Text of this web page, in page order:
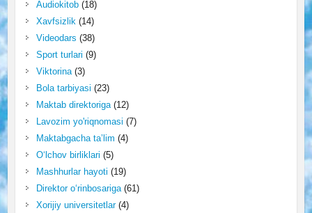
Audiokitob(18)
Xavfsizlik(14)
Videodars (38)
Sport turlari (9)
Viktorina(3)
Bola tarbiyasi (23)
Maktab direktoriga(12)
Lavozim yo'riqnomasi (7)
Maktabgacha ta’lim (4)
O‘lchov birliklari (5)
Mashhurlar hayoti (19)
Direktor o‘rinbosariga(61)
Xorijiy universitetlar(4)